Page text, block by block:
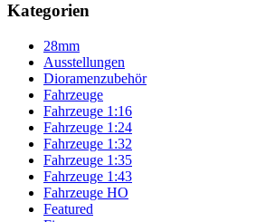
Kategorien
28mm
Ausstellungen
Dioramenzubehör
Fahrzeuge
Fahrzeuge 1:16
Fahrzeuge 1:24
Fahrzeuge 1:32
Fahrzeuge 1:35
Fahrzeuge 1:43
Fahrzeuge HO
Featured